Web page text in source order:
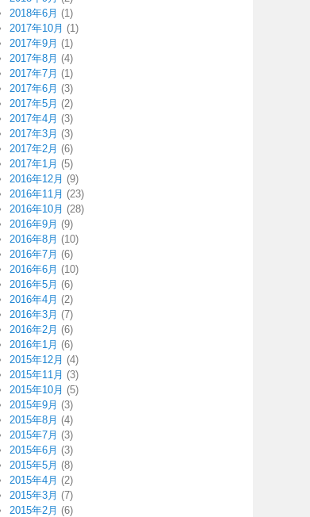
2018年6月 (1)
2017年10月 (1)
2017年9月 (1)
2017年8月 (4)
2017年7月 (1)
2017年6月 (3)
2017年5月 (2)
2017年4月 (3)
2017年3月 (3)
2017年2月 (6)
2017年1月 (5)
2016年12月 (9)
2016年11月 (23)
2016年10月 (28)
2016年9月 (9)
2016年8月 (10)
2016年7月 (6)
2016年6月 (10)
2016年5月 (6)
2016年4月 (2)
2016年3月 (7)
2016年2月 (6)
2016年1月 (6)
2015年12月 (4)
2015年11月 (3)
2015年10月 (5)
2015年9月 (3)
2015年8月 (4)
2015年7月 (3)
2015年6月 (3)
2015年5月 (8)
2015年4月 (2)
2015年3月 (7)
2015年2月 (6)